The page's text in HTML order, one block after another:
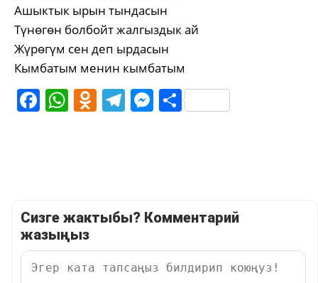
Ашыктык ырын тындасын
Түнөгөн болбойт жалгыздык ай
Жүрөгүм сен деп ырдасын
Кымбатым менин кымбатым
Facebook
WhatsApp
Odnoklassniki
Telegram
Messenger
Share
Сизге жактыбы? Комментарий
жазыңыз